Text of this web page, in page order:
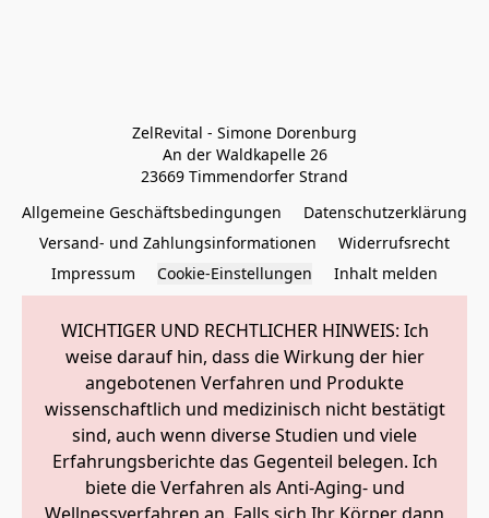
ZelRevital - Simone Dorenburg
An der Waldkapelle 26
23669 Timmendorfer Strand
Allgemeine Geschäftsbedingungen
Datenschutzerklärung
Versand- und Zahlungsinformationen
Widerrufsrecht
Impressum
Cookie-Einstellungen Inhalt melden